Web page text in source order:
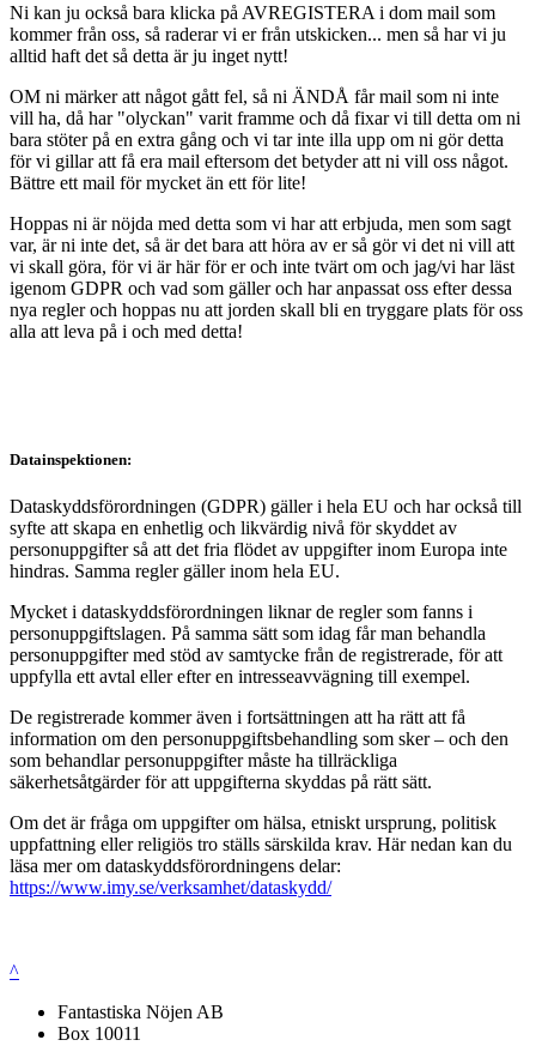
Ni kan ju också bara klicka på AVREGISTERA i dom mail som
kommer från oss, så raderar vi er från utskicken... men så har vi ju
alltid haft det så detta är ju inget nytt!
OM ni märker att något gått fel, så ni ÄNDÅ får mail som ni inte
vill ha, då har "olyckan" varit framme och då fixar vi till detta om ni
bara stöter på en extra gång och vi tar inte illa upp om ni gör detta
för vi gillar att få era mail eftersom det betyder att ni vill oss något.
Bättre ett mail för mycket än ett för lite!
Hoppas ni är nöjda med detta som vi har att erbjuda, men som sagt
var, är ni inte det, så är det bara att höra av er så gör vi det ni vill att
vi skall göra, för vi är här för er och inte tvärt om och jag/vi har läst
igenom GDPR och vad som gäller och har anpassat oss efter dessa
nya regler och hoppas nu att jorden skall bli en tryggare plats för oss
alla att leva på i och med detta!
Datainspektionen:
Dataskyddsförordningen (GDPR) gäller i hela EU och har också till
syfte att skapa en enhetlig och likvärdig nivå för skyddet av
personuppgifter så att det fria flödet av uppgifter inom Europa inte
hindras. Samma regler gäller inom hela EU.
Mycket i dataskyddsförordningen liknar de regler som fanns i
personuppgiftslagen. På samma sätt som idag får man behandla
personuppgifter med stöd av samtycke från de registrerade, för att
uppfylla ett avtal eller efter en intresseavvägning till exempel.
De registrerade kommer även i fortsättningen att ha rätt att få
information om den personuppgiftsbehandling som sker – och den
som behandlar personuppgifter måste ha tillräckliga
säkerhetsåtgärder för att uppgifterna skyddas på rätt sätt.
Om det är fråga om uppgifter om hälsa, etniskt ursprung, politisk
uppfattning eller religiös tro ställs särskilda krav. Här nedan kan du
läsa mer om dataskyddsförordningens delar:
https://www.imy.se/verksamhet/dataskydd/
^
Fantastiska Nöjen AB
Box 10011